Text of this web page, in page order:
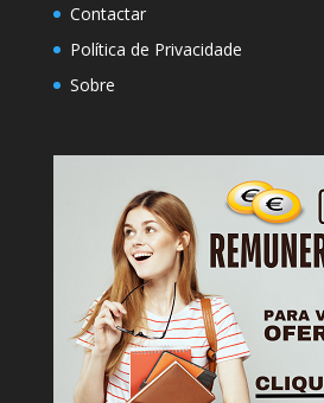
Contactar
Política de Privacidade
Sobre